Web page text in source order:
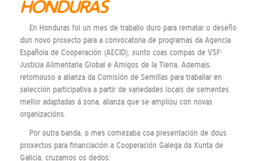
HONDURAS
En Honduras foi un mes de traballo duro para rematar o deseño
dun novo proxecto para a convocatoria de programas da Agencia
Española de Cooperación (AECID), xunto coas compas de VSF-
Justicia Alimentaria Global e Amigos de la Tierra. Ademais,
retomouso a alianza da Comisión de Semillas para traballar en
selección participativa a partir de variedades locais de sementes
mellor adaptadas á zona, alianza que se ampliou con novas
organizacións.
Por outra banda, o mes comezaba coa presentación de dous
proxectos para financiación a Cooperación Galega da Xunta de
Galicia, cruzamos os dedos: